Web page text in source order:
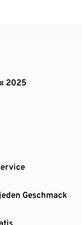
& von
2025
Geschmack